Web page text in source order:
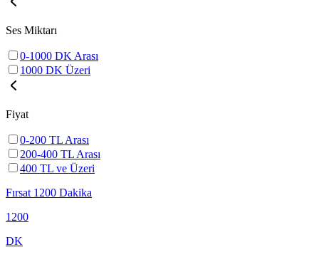
Ses Miktarı
0-1000 DK Arası
1000 DK Üzeri
Fiyat
0-200 TL Arası
200-400 TL Arası
400 TL ve Üzeri
Fırsat 1200 Dakika
1200
DK